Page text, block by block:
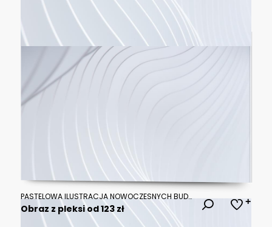
PASTELOWA ILUSTRACJA NOWOCZESNYCH BUDYNKÓW Z ZIELENIĄ MIEJSKĄ
Obraz z pleksi od 123 zł